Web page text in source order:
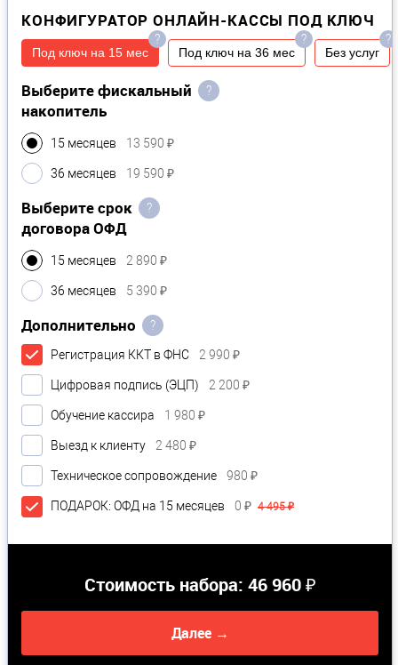
КОНФИГУРАТОР ОНЛАЙН-КАССЫ ПОД КЛЮЧ
?
Под ключ на 15 мес
?
Под ключ на 36 мес
?
Без услуг
?
Выберите фискальный
накопитель
15 месяцев 13 590 ₽
36 месяцев 19 590 ₽
?
Выберите срок
договора ОФД
15 месяцев 2 890 ₽
36 месяцев 5 390 ₽
?
Дополнительно
Регистрация ККТ в ФНС 2 990 ₽
Цифровая подпись (ЭЦП) 2 200 ₽
Обучение кассира 1 980 ₽
Выезд к клиенту 2 480 ₽
Техническое сопровождение 980 ₽
ПОДАРОК: ОФД на 15 месяцев 0 ₽ 4 495 ₽
Стоимость набора: 46 960 ₽
Далее →